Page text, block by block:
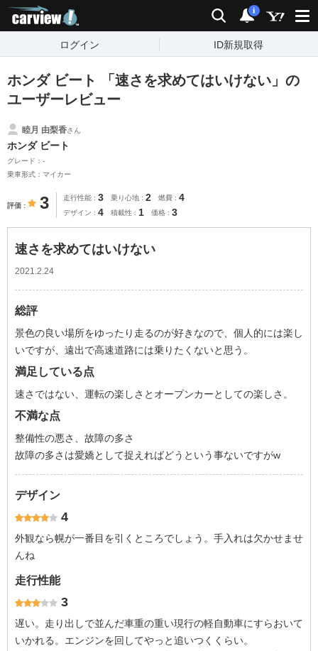
検索 通知
i
ログイン ID新規取得
ホンダ ビート 「速さを求めてはいけない」の
ユーザーレビュー
睦月 由梨香さん
ホンダ ビート
グレード：-
乗車形式：マイカー
評価 3 走行性能 3 乗り心地 2 燃費 4
デザイン 4 積載性 1 価格 3
速さを求めてはいけない
2021.2.24
総評
景色の良い場所をゆったり走るのが好きなので、個人的には楽し
いですが、遠出で高速道路には乗りたくないと思う。
満足している点
速さではない、運転の楽しさとオープンカーとしての楽しさ。
不満な点
整備性の悪さ、故障の多さ
故障の多さは愛嬌として捉えればどうという事ないですがw
デザイン
4
外観なら幌が一番目を引くところでしょう。手入れは欠かせませ
んね
走行性能
3
遅い。走り出しで並んだ車重の重い現行の軽自動車にすらおいて
いかれる。エンジンを回してやっと追いつくくらい。